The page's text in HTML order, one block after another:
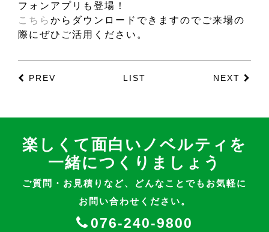
フォンアプリも登場！
こちら からダウンロードできますのでご来場の
際にぜひご活用ください。
PREV LIST NEXT
楽しくて面白いノベルティを
一緒につくりましょう
ご質問・お見積りなど、どんなことでもお気軽に
お問い合わせください。
076-240-9800